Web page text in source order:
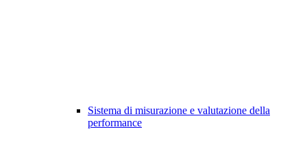
Sistema di misurazione e valutazione della
performance